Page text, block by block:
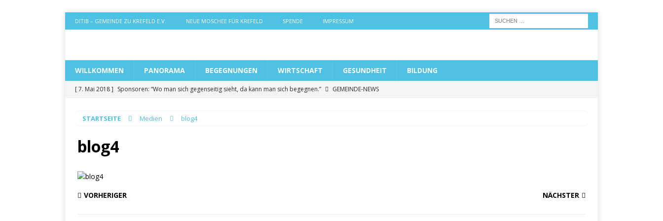
DITIB – GEMEINDE ZU KREFELD E.V. NEUE MOSCHEE FÜR KREFELD SPENDE IMPRESSUM
WILLKOMMEN PANORAMA BEGEGNUNGEN WIRTSCHAFT GESUNDHEIT BILDUNG
[ 7. Mai 2018 ] Sponsoren: “Wo man sich gegenseitig sieht, da kann man sich begegnen.”
GEMEINDE-NEWS
[ 20. April 2018 ]
Gemeinde-Jugend: Wunsch nach Zusammenhalt, Internationalität und Offenheit sehr groß
BEGEGNUNGEN
[ 6. April 2018 ]
[ 30. März 2018 ]
STARTSEITE Medien blog4
blog4
VORHERIGER NÄCHSTER